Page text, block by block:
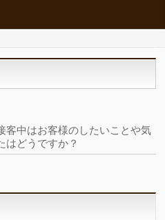
客中はお客様のしたいことや気
はどうですか？